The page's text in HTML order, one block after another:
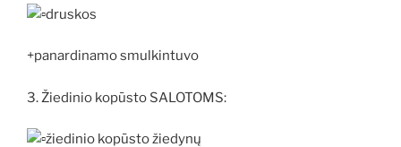
druskos
+panardinamo smulkintuvo
3. Žiedinio kopūsto SALOTOMS:
žiedinio kopūsto žiedynų